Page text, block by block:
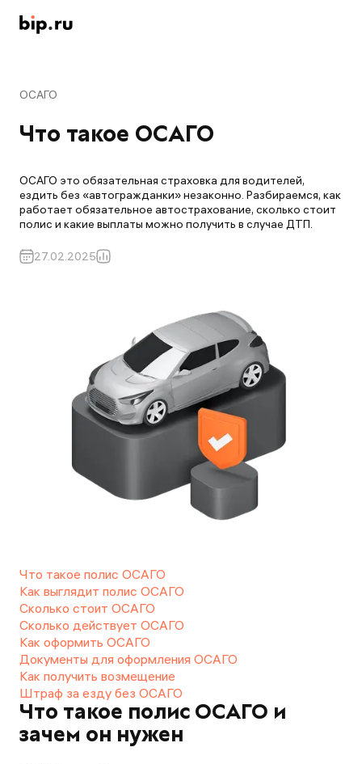
ОСАГО
Что такое ОСАГО
ОСАГО это обязательная страховка для водителей,
ездить без «автогражданки» незаконно. Разбираемся, как
работает обязательное автострахование, сколько стоит
полис и какие выплаты можно получить в случае ДТП.
27.02.2025
Что такое полис ОСАГО
Как выглядит полис ОСАГО
Сколько стоит ОСАГО
Сколько действует ОСАГО
Как оформить ОСАГО
Документы для оформления ОСАГО
Как получить возмещение
Штраф за езду без ОСАГО
Что такое полис ОСАГО и
зачем он нужен